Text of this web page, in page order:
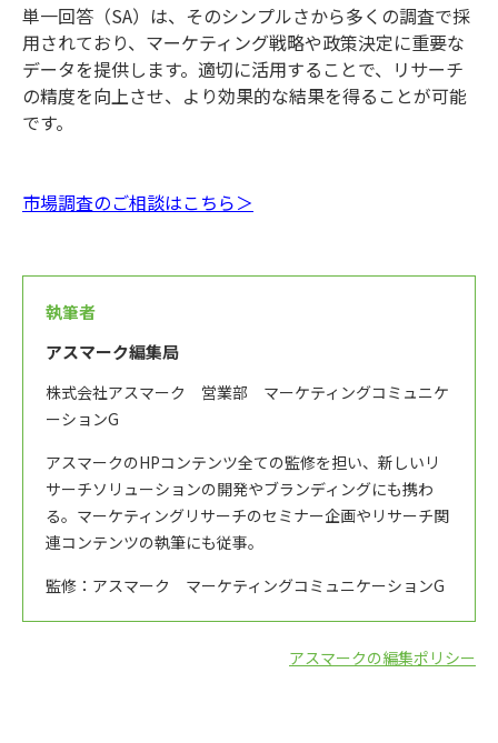
単一回答（SA）は、そのシンプルさから多くの調査で採
用されており、マーケティング戦略や政策決定に重要な
データを提供します。適切に活用することで、リサーチ
の精度を向上させ、より効果的な結果を得ることが可能
です。
市場調査のご相談はこちら＞
執筆者
アスマーク編集局
株式会社アスマーク 営業部 マーケティングコミュニケ
ーションG
アスマークのHPコンテンツ全ての監修を担い、新しいリ
サーチソリューションの開発やブランディングにも携わ
る。マーケティングリサーチのセミナー企画やリサーチ関
連コンテンツの執筆にも従事。
監修：アスマーク マーケティングコミュニケーションG
アスマークの編集ポリシー